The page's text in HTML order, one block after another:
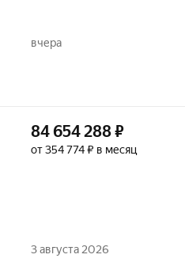
вчера
84 654 288₽
от 354 774 ₽ в месяц
3 августа 2026